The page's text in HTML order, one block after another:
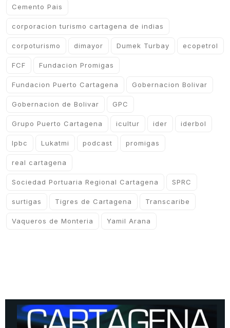
Cemento Pais
corporacion turismo cartagena de indias
corpoturismo dimayor Dumek Turbay ecopetrol
FCF Fundacion Promigas
Fundacion Puerto Cartagena Gobernacion Bolivar
Gobernacion de Bolivar GPC
Grupo Puerto Cartagena icultur ider iderbol
lpbc Lukatmi podcast promigas
real cartagena
Sociedad Portuaria Regional Cartagena SPRC
surtigas Tigres de Cartagena Transcaribe
Vaqueros de Monteria Yamil Arana